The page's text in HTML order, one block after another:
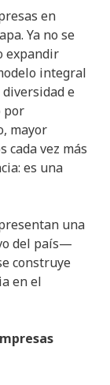
en
Ya no se
expandir
integral
e
por
mayor
cada vez más
es una
una
del país—
construye
en el